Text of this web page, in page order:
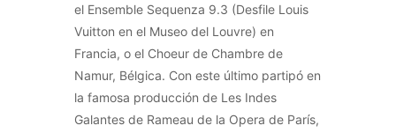
el Ensemble Sequenza 9.3 (Desfile Louis
Vuitton en el Museo del Louvre) en
Francia, o el Choeur de Chambre de
Namur, Bélgica. Con este último partipó en
la famosa producción de Les Indes
Galantes de Rameau de la Opera de París,